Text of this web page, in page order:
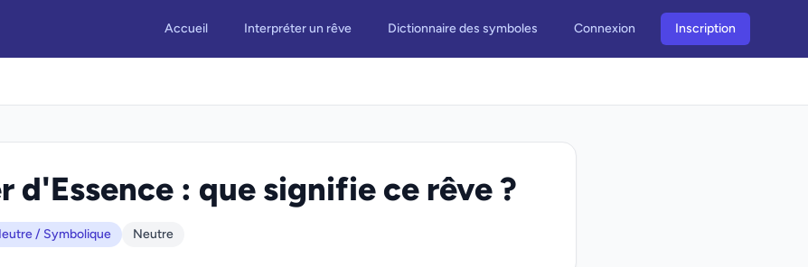
Accueil Interpréter un rêve Dictionnaire des symboles Connexion Inscription
d'Essence : que signifie ce rêve ?
/ Symbolique Neutre